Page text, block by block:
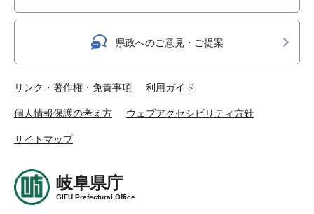
県政へのご意見・ご提案
リンク・著作権・免責事項 利用ガイド
個人情報保護の考え方 ウェブアクセシビリティ方針
サイトマップ
岐阜県庁
GIFU Prefectural Office